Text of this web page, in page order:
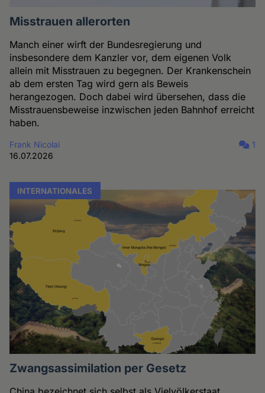
Misstrauen allerorten
Manch einer wirft der Bundesregierung und
insbesondere dem Kanzler vor, dem eigenen Volk
allein mit Misstrauen zu begegnen. Der Krankenschein
ab dem ersten Tag wird gern als Beweis
herangezogen. Doch dabei wird übersehen, dass die
Misstrauensbeweise inzwischen jeden Bahnhof erreicht
haben.
Frank Nicolai
16.07.2026
1
INTERNATIONALES
Zwangsassimilation per Gesetz